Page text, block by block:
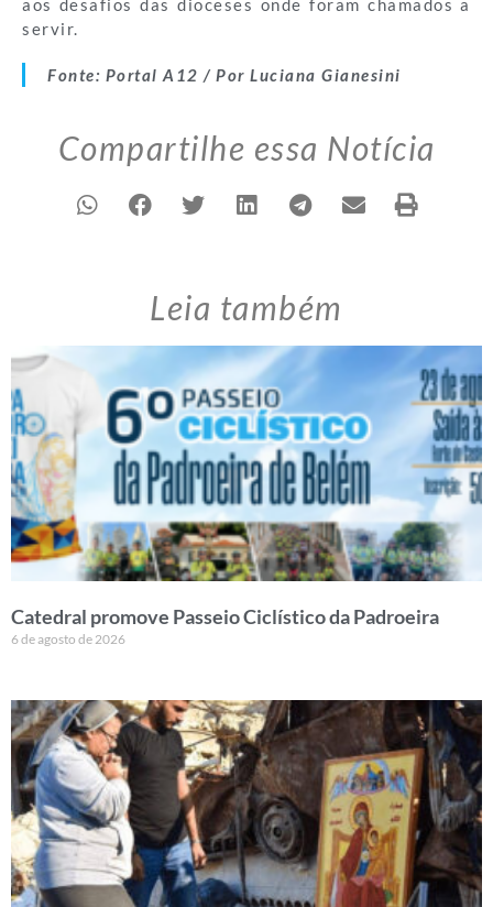
aos desafios das dioceses onde foram chamados a
servir.
Fonte: Portal A12 / Por Luciana Gianesini
Compartilhe essa Notícia
Leia também
Catedral promove Passeio Ciclístico da Padroeira
6 de agosto de 2026